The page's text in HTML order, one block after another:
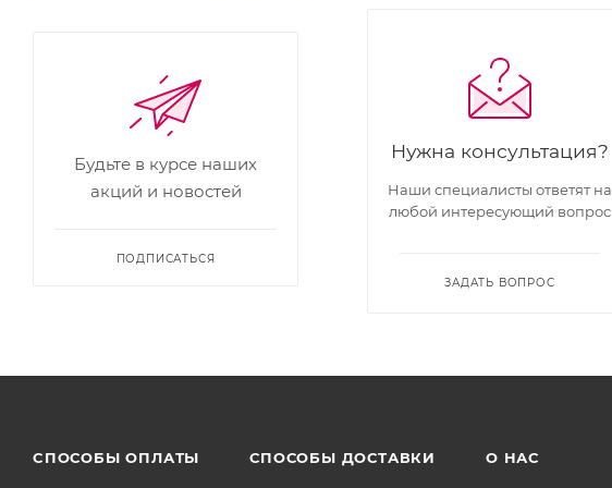
Нужна консультация?
Наши специалисты ответят на
любой интересующий вопрос
ЗАДАТЬ ВОПРОС
Будьте в курсе наших
акций и новостей
ПОДПИСАТЬСЯ
CПОСОБЫ ОПЛАТЫ СПОСОБЫ ДОСТАВКИ О НАС